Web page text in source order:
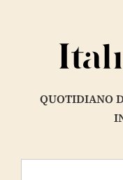
QUOTIDIANO